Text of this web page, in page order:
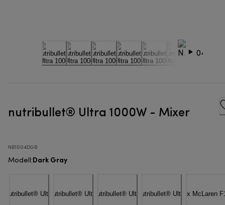
nutribullet® Ultra 1000W - Mixer
NB1004DGB
Modell :Dark Gray